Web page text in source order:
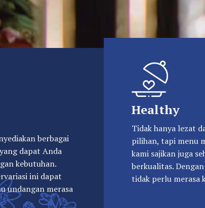
berbagai
dapat Anda
kebutuhan.
ini dapat
undangan merasa
Healthy
Tidak hanya lezat
pilihan, tapi menu
kami sajikan juga
berkualitas.
tidak perlu merasa